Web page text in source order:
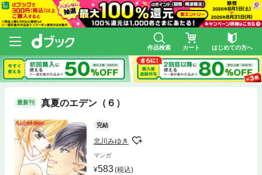
作品検索 カート はじめての方へ
最新刊 真夏のエデン（６）
完結
北川みゆき
マンガ
583(税込)